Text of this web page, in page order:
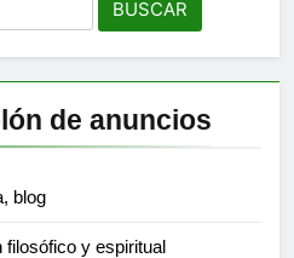
de anuncios
blog
filosófico y espiritual